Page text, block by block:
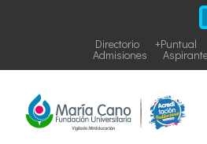
+Puntual
Directorio
Admisiones